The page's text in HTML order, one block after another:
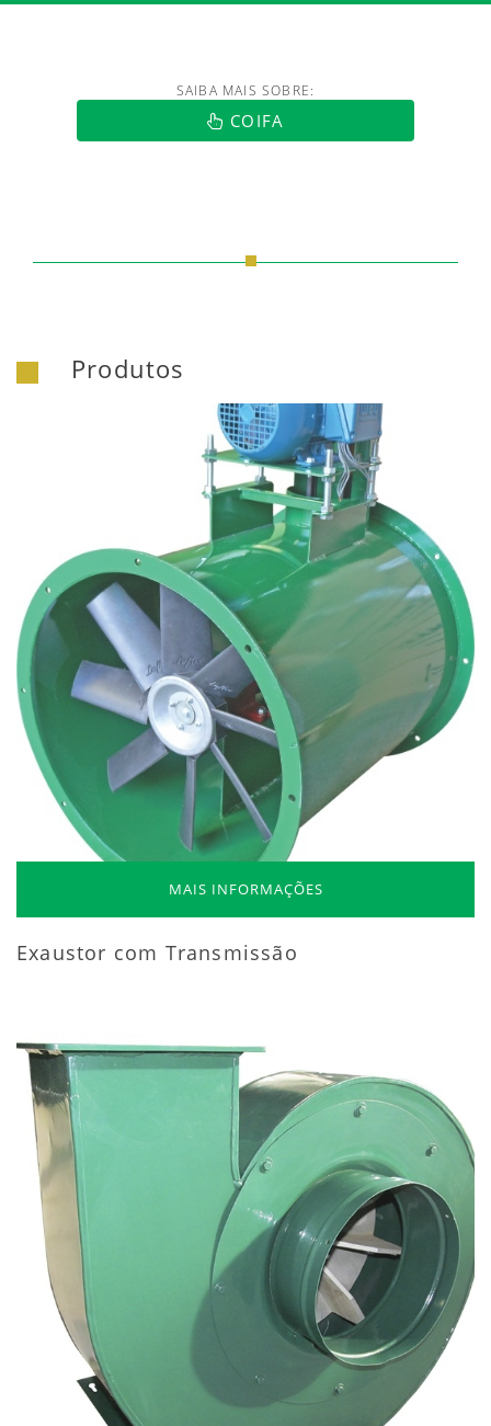
https://www.luftmaxi.com.br/
SAIBA MAIS SOBRE:
COIFA
Produtos
MAIS INFORMAÇÕES
Exaustor com Transmissão